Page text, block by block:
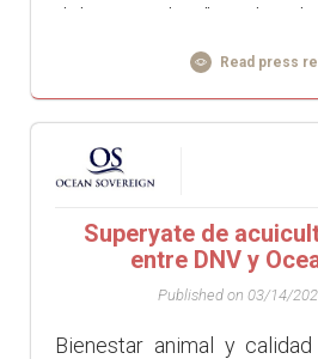
del mercado. "Desde el
ambición fue acompañar en
Read press
Superyate de
entre DNV y
Published on 03/14/
Bienestar animal y calidad